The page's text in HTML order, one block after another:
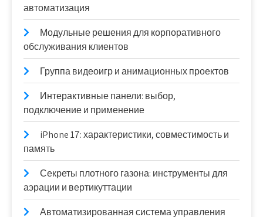
автоматизация
Модульные решения для корпоративного
обслуживания клиентов
Группа видеоигр и анимационных проектов
Интерактивные панели: выбор,
подключение и применение
iPhone 17: характеристики, совместимость и
память
Секреты плотного газона: инструменты для
аэрации и вертикуттации
Автоматизированная система управления